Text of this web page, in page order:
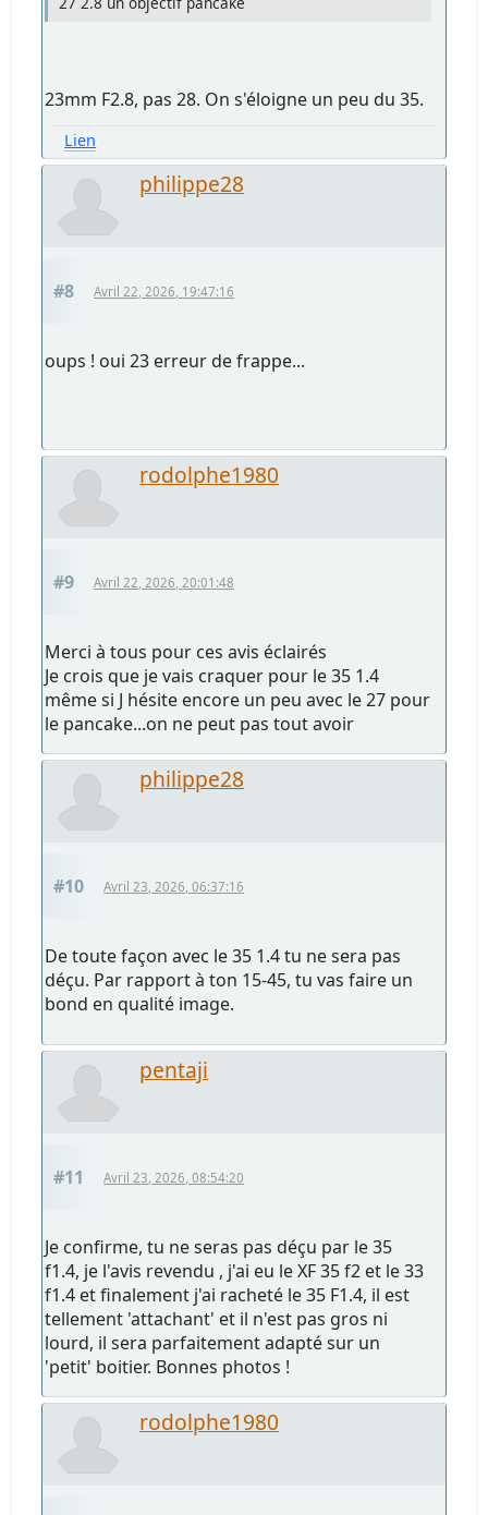
23mm F2.8, pas 28. On s'éloigne un peu du 35.
Lien
philippe28
#8 Avril 22, 2026, 19:47:16
oups ! oui 23 erreur de frappe...
rodolphe1980
#9 Avril 22, 2026, 20:01:48
Merci à tous pour ces avis éclairés
Je crois que je vais craquer pour le 35 1.4
même si J hésite encore un peu avec le 27 pour
le pancake...on ne peut pas tout avoir
philippe28
#10 Avril 23, 2026, 06:37:16
De toute façon avec le 35 1.4 tu ne sera pas
déçu. Par rapport à ton 15-45, tu vas faire un
bond en qualité image.
pentaji
#11 Avril 23, 2026, 08:54:20
Je confirme, tu ne seras pas déçu par le 35
f1.4, je l'avis revendu , j'ai eu le XF 35 f2 et le 33
f1.4 et finalement j'ai racheté le 35 F1.4, il est
tellement 'attachant' et il n'est pas gros ni
lourd, il sera parfaitement adapté sur un
'petit' boitier. Bonnes photos !
rodolphe1980